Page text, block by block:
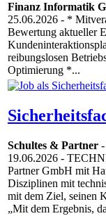
Finanz Informatik
25.06.2026 - *
Bewertung aktueller
reibungslosen
Optimierung *...
Schultes & Partner -
19.06.2026 -
Partner GmbH mit
Disziplinen mit
mit dem Ziel, seinen
„Mit dem Ergebnis,